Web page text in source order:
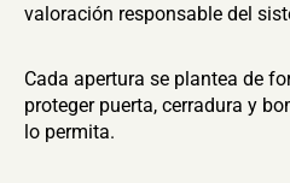
valoración responsable del
Cada apertura se plantea de
proteger puerta, cerradura y
lo permita.